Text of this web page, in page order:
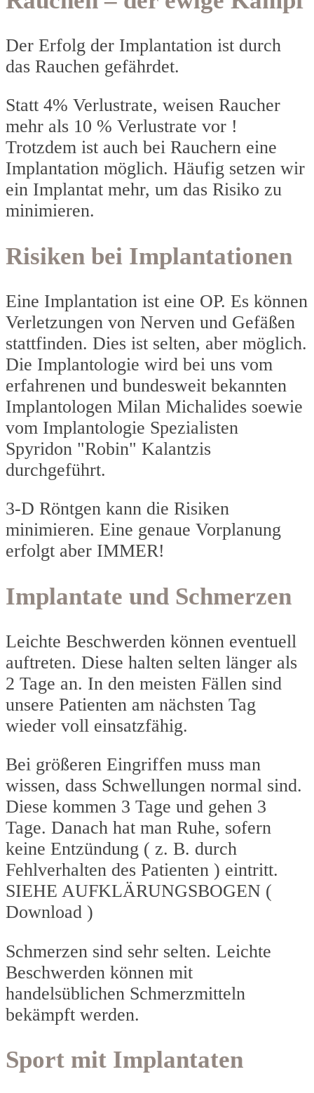
Der Erfolg der Implantation ist durch
das Rauchen gefährdet.
Statt 4% Verlustrate, weisen Raucher
mehr als 10 % Verlustrate vor !
Trotzdem ist auch bei Rauchern eine
Implantation möglich. Häufig setzen wir
ein Implantat mehr, um das Risiko zu
minimieren.
Risiken bei Implantationen
Eine Implantation ist eine OP. Es können
Verletzungen von Nerven und Gefäßen
stattfinden. Dies ist selten, aber möglich.
Die Implantologie wird bei uns vom
erfahrenen und bundesweit bekannten
Implantologen Milan Michalides soewie
vom Implantologie Spezialisten
Spyridon "Robin" Kalantzis
durchgeführt.
3-D Röntgen kann die Risiken
minimieren. Eine genaue Vorplanung
erfolgt aber IMMER!
Implantate und Schmerzen
Leichte Beschwerden können eventuell
auftreten. Diese halten selten länger als
2 Tage an. In den meisten Fällen sind
unsere Patienten am nächsten Tag
wieder voll einsatzfähig.
Bei größeren Eingriffen muss man
wissen, dass Schwellungen normal sind.
Diese kommen 3 Tage und gehen 3
Tage. Danach hat man Ruhe, sofern
keine Entzündung ( z. B. durch
Fehlverhalten des Patienten ) eintritt.
SIEHE AUFKLÄRUNGSBOGEN (
Download )
Schmerzen sind sehr selten. Leichte
Beschwerden können mit
handelsüblichen Schmerzmitteln
bekämpft werden.
Sport mit Implantaten